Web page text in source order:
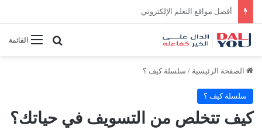
أفضل النصائح لإدارة الوقت بفعالية
القائمةبحث عن
الصفحة الرئيسية / سلسلة كيف ؟
سلسلة كيف ؟
كيف تتخلص من التسويف في حياتك؟